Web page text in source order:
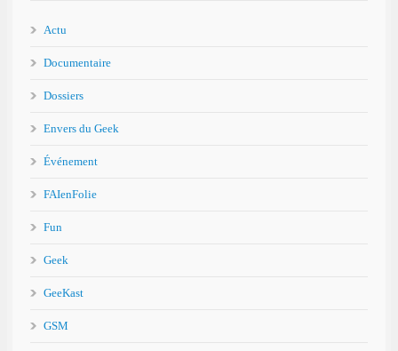
Actu
Documentaire
Dossiers
Envers du Geek
Événement
FAIenFolie
Fun
Geek
GeeKast
GSM